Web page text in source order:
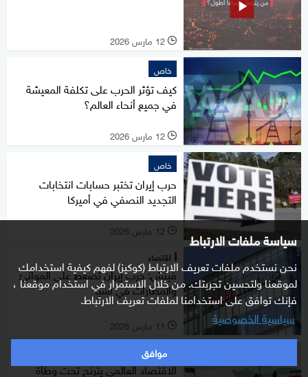
سياسة ملفات الارتباط
نحن نستخدم ملفات تعريف الارتباط (كوكيز) لفهم كيفية استخدامك
لموقعنا ولتحسين تجربتك. من خلال الاستمرار في استخدام موقعنا ،
فإنك توافق على استخدامنا لملفات تعريف الارتباط.
سياسية الخصوصية
موافق
l 12 مارس 2026
خاص
كيف تؤثر الحرب على تكلفة المعيشة
في جميع أنحاء العالم؟
l 12 مارس 2026
خاص
حرب إيران تختبر حسابات انتخابات
التجديد النصفي في أميركا
l 12 مارس 2026
اقتصاد
فيتش: حرب إيران تضغط على الموانئ
والمطارات في آسيا
l 11 مارس 2026
اقتصاد
الاقتصاد العالمي يترنح تحت وطأة